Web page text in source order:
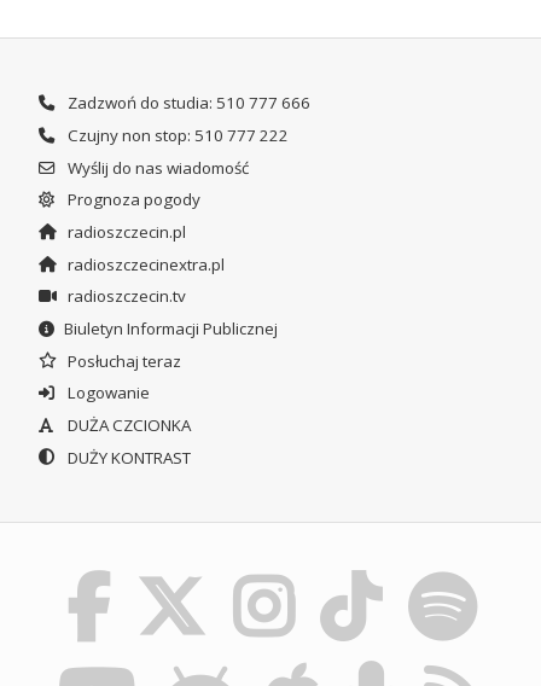
Zadzwoń do studia: 510 777 666
Czujny non stop: 510 777 222
Wyślij do nas wiadomość
Prognoza pogody
radioszczecin.pl
radioszczecinextra.pl
radioszczecin.tv
Biuletyn Informacji Publicznej
Posłuchaj teraz
Logowanie
DUŻA CZCIONKA
DUŻY KONTRAST